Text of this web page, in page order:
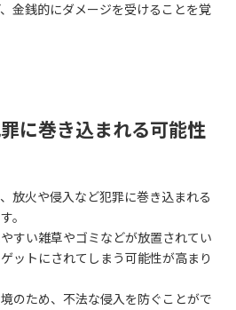
金銭的にダメージを受けることを覚
に巻き込まれる可能性
放火や侵入など犯罪に巻き込まれる
。
すい雑草やゴミなどが放置されてい
ットにされてしまう可能性が高まり
のため、不法な侵入を防ぐことがで